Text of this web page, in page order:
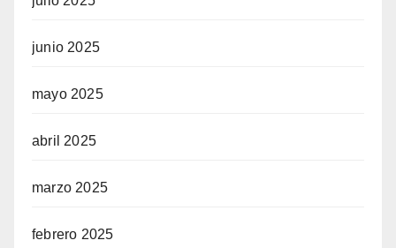
junio 2025
mayo 2025
abril 2025
marzo 2025
febrero 2025